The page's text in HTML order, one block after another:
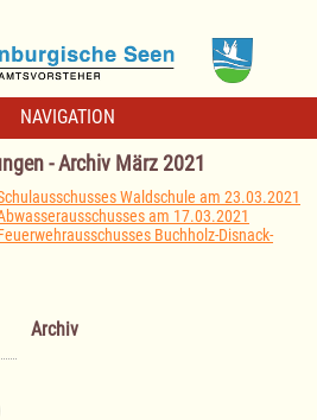
NAVIGATION
- Archiv März 2021
Waldschule am 23.03.2021
am 17.03.2021
Buchholz-Disnack-
Archiv